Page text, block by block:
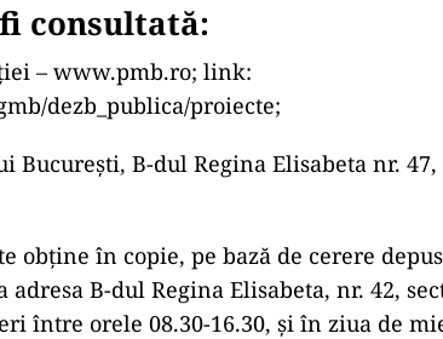
consultată:
– www.pmb.ro; link:
dezb_publica/proiecte;
B-dul Regina Elisabeta nr. 47,
obține în copie, pe bază de cerere
adresa B-dul Regina Elisabeta, nr. 42,
între orele 08.30-16.30, și în ziua de